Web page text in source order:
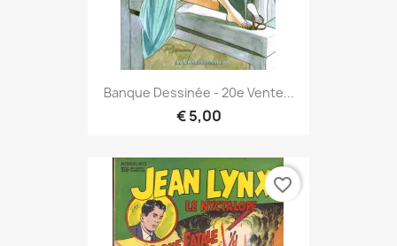
Banque Dessinée - 20e Vente...
€ 5,00
favorite_border